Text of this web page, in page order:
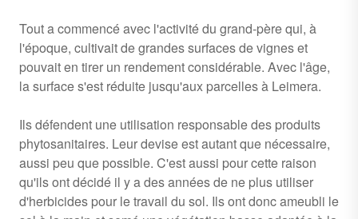
Tout a commencé avec l'activité du grand-père qui, à
l'époque, cultivait de grandes surfaces de vignes et
pouvait en tirer un rendement considérable. Avec l'âge,
la surface s'est réduite jusqu'aux parcelles à Leimera.
Ils défendent une utilisation responsable des produits
phytosanitaires. Leur devise est autant que nécessaire,
aussi peu que possible. C'est aussi pour cette raison
qu'ils ont décidé il y a des années de ne plus utiliser
d'herbicides pour le travail du sol. Ils ont donc ameubli le